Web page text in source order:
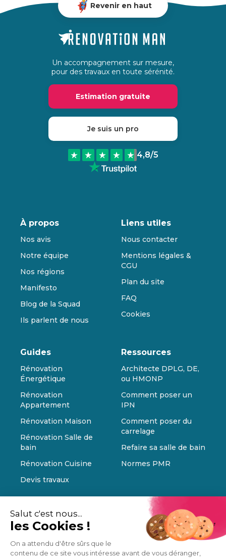
Salut c'est nous...
les Cookies !
On a attendu d'être sûrs que le
contenu de ce site vous intéresse avant de vous déranger,
Revenir en haut
Un accompagnement sur mesure,
pour des travaux en toute sérénité.
Estimation gratuite
Je suis un pro
4,8/5
À propos
Nos avis
Notre équipe
Nos régions
Manifesto
Blog de la Squad
Ils parlent de nous
Liens utiles
Nous contacter
Mentions légales &
CGU
Plan du site
FAQ
Cookies
Guides
Rénovation
Énergétique
Rénovation
Appartement
Rénovation Maison
Rénovation Salle de
bain
Rénovation Cuisine
Devis travaux
Ressources
Architecte DPLG, DE,
ou HMONP
Comment poser un
IPN
Comment poser du
carrelage
Refaire sa salle de bain
Normes PMR